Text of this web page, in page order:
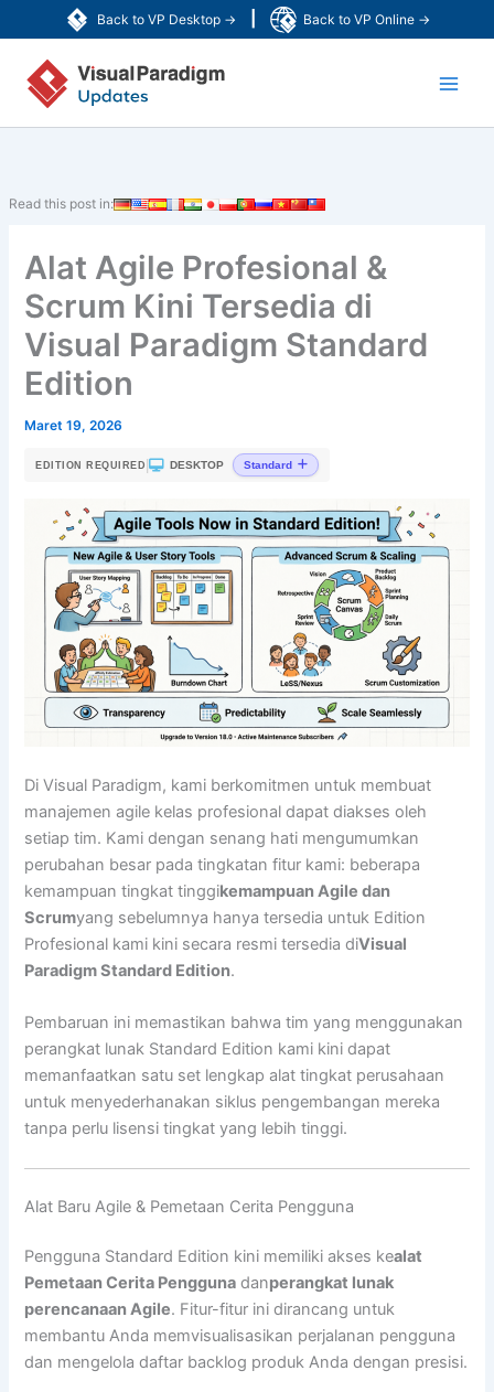
Back to VP Desktop → Back to VP Online →
ke
konten
Read this post in:
Alat Agile Profesional &
Scrum Kini Tersedia di
Visual Paradigm Standard
Edition
Maret 19, 2026
EDITION REQUIRED | DESKTOP Standard
Di Visual Paradigm, kami berkomitmen untuk membuat
manajemen agile kelas profesional dapat diakses oleh
setiap tim. Kami dengan senang hati mengumumkan
perubahan besar pada tingkatan fitur kami: beberapa
kemampuan tingkat tinggikemampuan Agile dan
Scrumyang sebelumnya hanya tersedia untuk Edition
Profesional kami kini secara resmi tersedia diVisual
Paradigm Standard Edition.
Pembaruan ini memastikan bahwa tim yang menggunakan
perangkat lunak Standard Edition kami kini dapat
memanfaatkan satu set lengkap alat tingkat perusahaan
untuk menyederhanakan siklus pengembangan mereka
tanpa perlu lisensi tingkat yang lebih tinggi.
Alat Baru Agile & Pemetaan Cerita Pengguna
Pengguna Standard Edition kini memiliki akses kealat
Pemetaan Cerita Pengguna danperangkat lunak
perencanaan Agile. Fitur-fitur ini dirancang untuk
membantu Anda memvisualisasikan perjalanan pengguna
dan mengelola daftar backlog produk Anda dengan presisi.